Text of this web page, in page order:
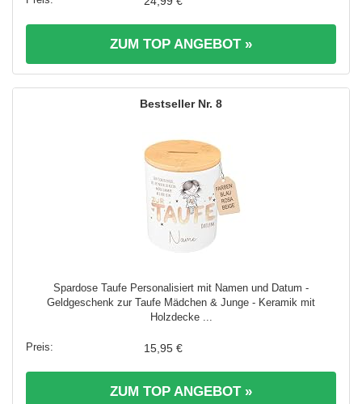
ZUM TOP ANGEBOT »
8
Spardose Taufe Personalisiert mit Namen und Datum -
Geldgeschenk zur Taufe Mädchen & Junge - Keramik mit
Holzdecke ...
15,95 €
ZUM TOP ANGEBOT »